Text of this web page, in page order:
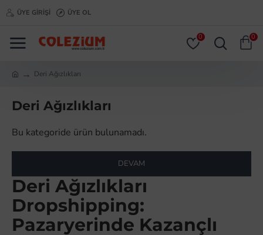
ÜYE GIRIŞI ÜYE OL
0 0
Deri Ağızlıkları
Deri Ağızlıkları
Bu kategoride ürün bulunamadı.
DEVAM
Deri Ağızlıkları
Dropshipping:
Pazaryerinde Kazançlı